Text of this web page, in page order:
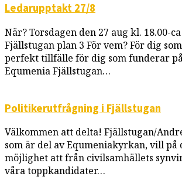
Ledarupptakt 27/8
När? Torsdagen den 27 aug kl. 18.00-
Fjällstugan plan 3 För vem? För dig
perfekt tillfälle för dig som funderar
Equmenia Fjällstugan…
Politikerutfrågning i Fjällstugan
Välkommen att delta! Fjällstugan/
som är del av Equmeniakyrkan, vill på
möjlighet att från civilsamhällets
våra toppkandidater…